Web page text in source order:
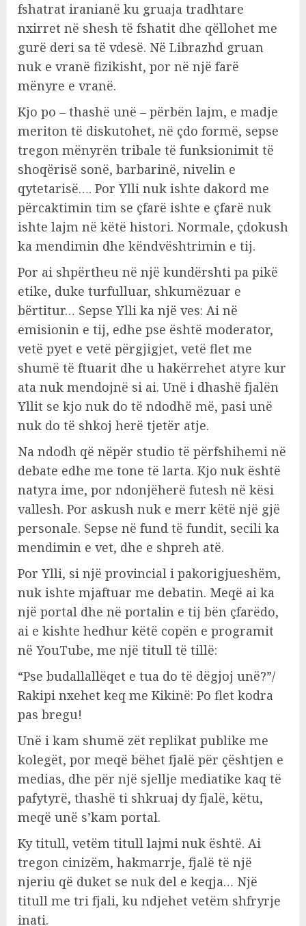
fshatrat iranianë ku gruaja tradhtare
nxirret në shesh të fshatit dhe qëllohet me
gurë deri sa të vdesë. Në Librazhd gruan
nuk e vranë fizikisht, por në një farë
mënyre e vranë.
Kjo po – thashë unë – përbën lajm, e madje
meriton të diskutohet, në çdo formë, sepse
tregon mënyrën tribale të funksionimit të
shoqërisë sonë, barbarinë, nivelin e
qytetarisë…. Por Ylli nuk ishte dakord me
përcaktimin tim se çfarë ishte e çfarë nuk
ishte lajm në këtë histori. Normale, çdokush
ka mendimin dhe këndvështrimin e tij.
Por ai shpërtheu në një kundërshti pa pikë
etike, duke turfulluar, shkumëzuar e
bërtitur… Sepse Ylli ka një ves: Ai në
emisionin e tij, edhe pse është moderator,
vetë pyet e vetë përgjigjet, vetë flet me
shumë të ftuarit dhe u hakërrehet atyre kur
ata nuk mendojnë si ai. Unë i dhashë fjalën
Yllit se kjo nuk do të ndodhë më, pasi unë
nuk do të shkoj herë tjetër atje.
Na ndodh që nëpër studio të përfshihemi në
debate edhe me tone të larta. Kjo nuk është
natyra ime, por ndonjëherë futesh në kësi
vallesh. Por askush nuk e merr këtë një gjë
personale. Sepse në fund të fundit, secili ka
mendimin e vet, dhe e shpreh atë.
Por Ylli, si një provincial i pakorigjueshëm,
nuk ishte mjaftuar me debatin. Meqë ai ka
një portal dhe në portalin e tij bën çfarëdo,
ai e kishte hedhur këtë copën e programit
në YouTube, me një titull të tillë:
“Pse budallallëqet e tua do të dëgjoj unë?”/
Rakipi nxehet keq me Kikinë: Po flet kodra
pas bregu!
Unë i kam shumë zët replikat publike me
kolegët, por meqë bëhet fjalë për çështjen e
medias, dhe për një sjellje mediatike kaq të
pafytyrë, thashë ti shkruaj dy fjalë, këtu,
meqë unë s’kam portal.
Ky titull, vetëm titull lajmi nuk është. Ai
tregon cinizëm, hakmarrje, fjalë të një
njeriu që duket se nuk del e keqja… Një
titull me tri fjali, ku ndjehet vetëm shfryrje
inati.